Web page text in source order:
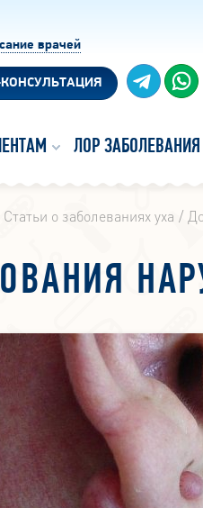
врачей
ЛОР ЗАБОЛЕВАНИЯ
Статьи о заболеваниях уха